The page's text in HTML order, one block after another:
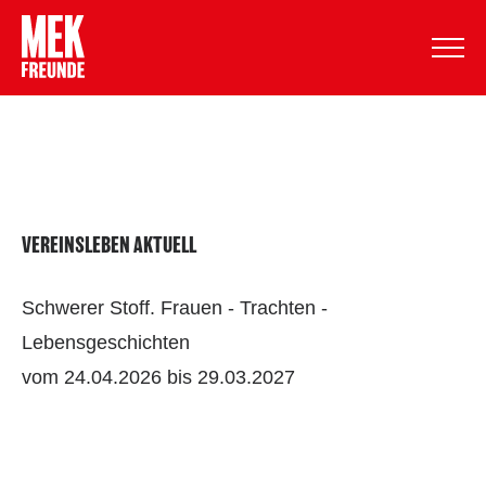
VEREINSLEBEN AKTUELL
Schwerer Stoff. Frauen - Trachten -
Lebensgeschichten
vom 24.04.2026 bis 29.03.2027